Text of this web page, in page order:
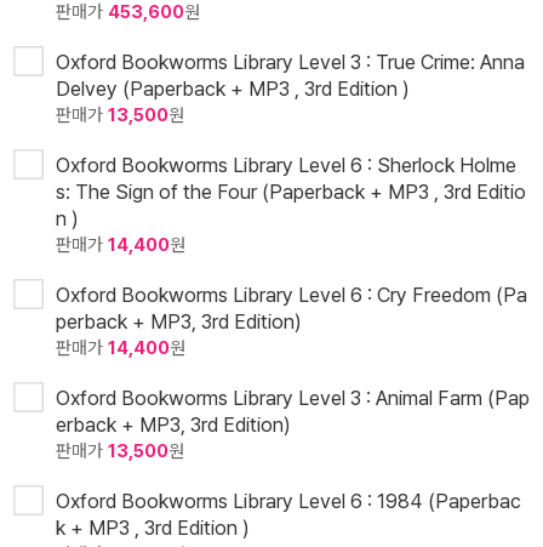
판매가 453,600원
Oxford Bookworms Library Level 3 : True Crime: Anna
Delvey (Paperback + MP3 , 3rd Edition )
판매가 13,500원
Oxford Bookworms Library Level 6 : Sherlock Holme
s: The Sign of the Four (Paperback + MP3 , 3rd Editio
n )
판매가 14,400원
Oxford Bookworms Library Level 6 : Cry Freedom (Pa
perback + MP3, 3rd Edition)
판매가 14,400원
Oxford Bookworms Library Level 3 : Animal Farm (Pap
erback + MP3, 3rd Edition)
판매가 13,500원
Oxford Bookworms Library Level 6 : 1984 (Paperbac
k + MP3 , 3rd Edition )